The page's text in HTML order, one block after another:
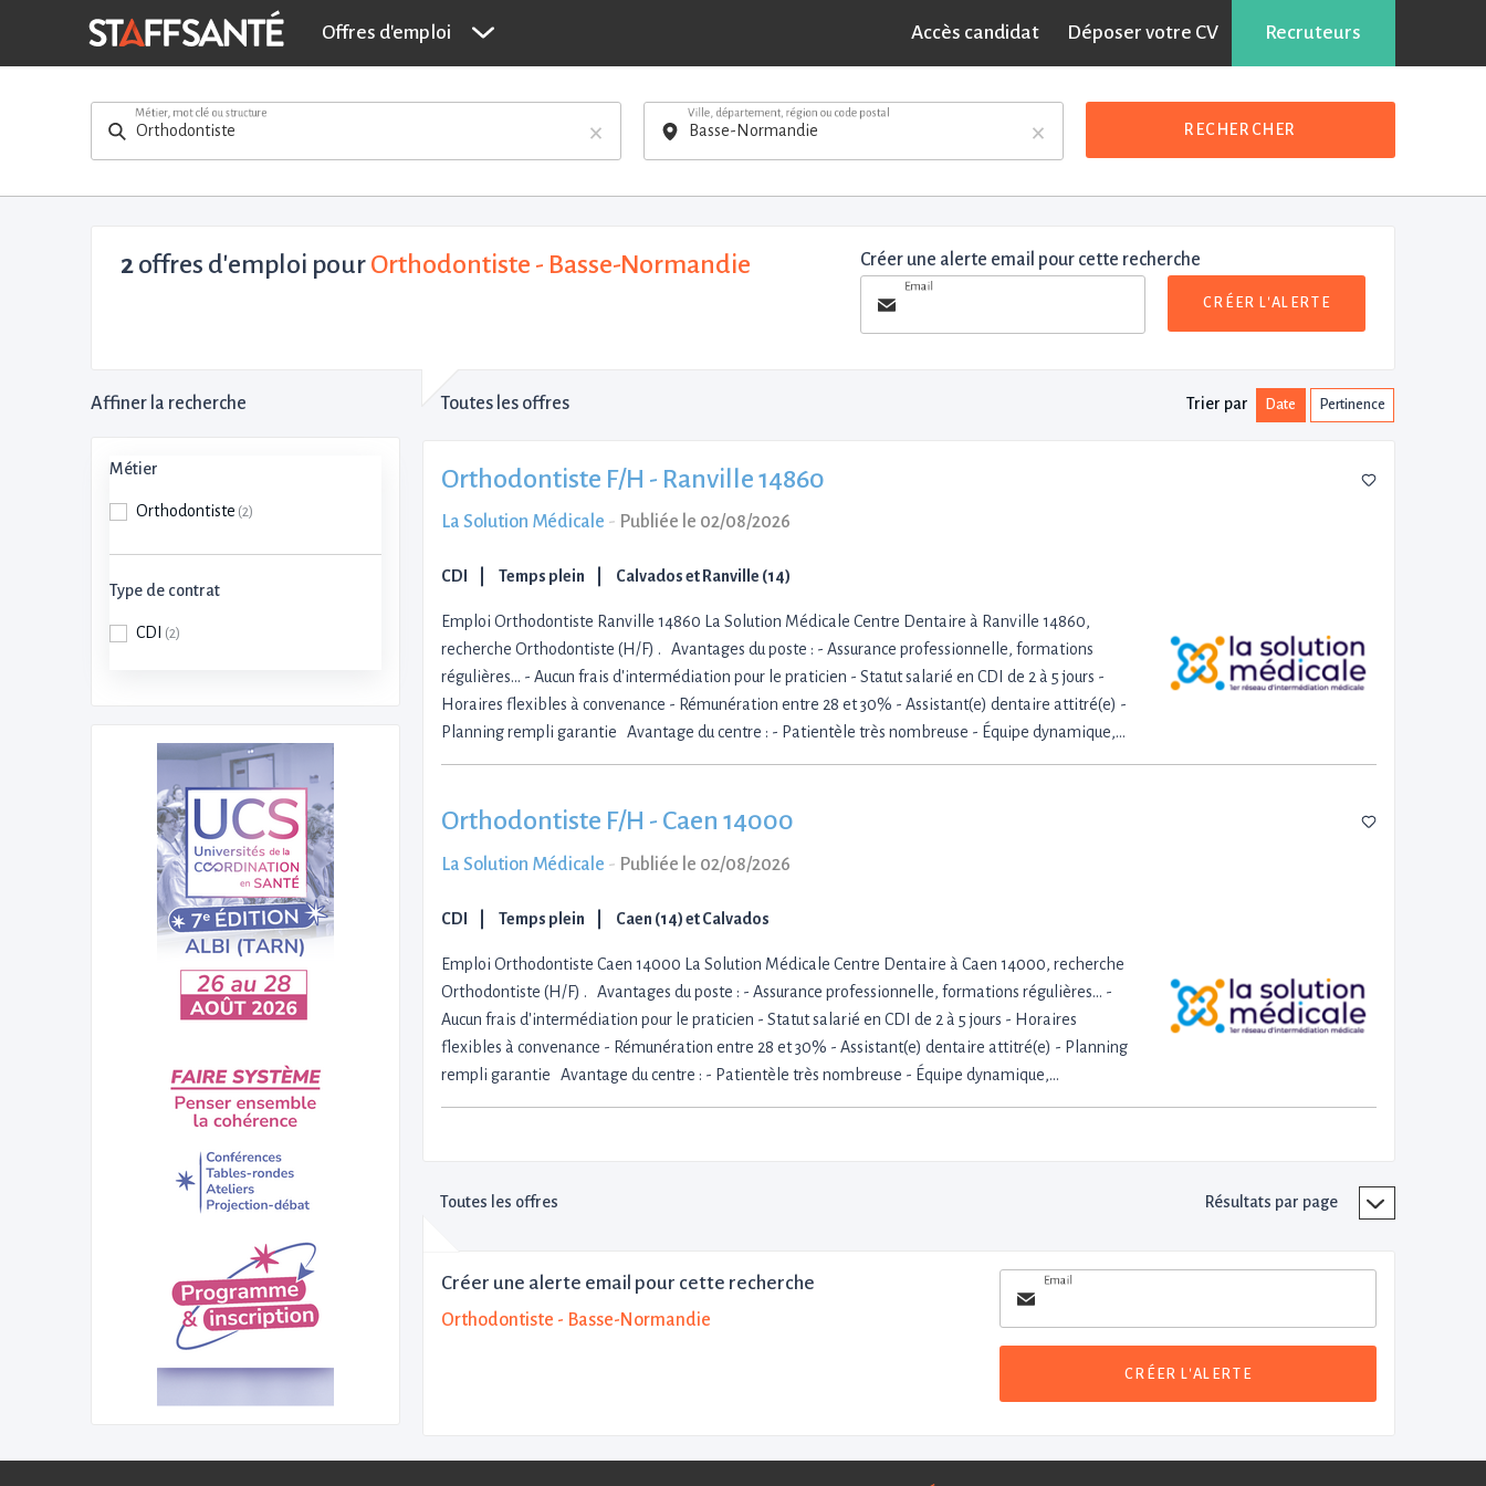
Offres d'emploi Accès candidat Déposer votre CV Recruteurs
×
Métier, mot clé ou structure
×
Ville, département, région ou code postal
RECHERCHER
2offres d'emploi pourOrthodontiste - Basse-Normandie Créer une alerte email pour cette recherche
Email
CRÉER L'ALERTE
Affiner la recherche
Métier
Orthodontiste (2)
Type de contrat
CDI (2)
Toutes les offres Trier par Date Pertinence
Orthodontiste F/H - Ranville 14860
La Solution Médicale - Publiée le 02/08/2026
CDI Temps plein Calvados et Ranville (14)
Emploi Orthodontiste Ranville 14860 La Solution Médicale Centre Dentaire à Ranville 14860,
recherche Orthodontiste (H/F) . Avantages du poste : - Assurance professionnelle, formations
régulières... - Aucun frais d'intermédiation pour le praticien - Statut salarié en CDI de 2 à 5 jours -
Horaires flexibles à convenance - Rémunération entre 28 et 30% - Assistant(e) dentaire attitré(e) -
Planning rempli garantie Avantage du centre : - Patientèle très nombreuse - Équipe dynamique,…
Orthodontiste F/H - Caen 14000
La Solution Médicale - Publiée le 02/08/2026
CDI Temps plein Caen (14) et Calvados
Emploi Orthodontiste Caen 14000 La Solution Médicale Centre Dentaire à Caen 14000, recherche
Orthodontiste (H/F) . Avantages du poste : - Assurance professionnelle, formations régulières... -
Aucun frais d'intermédiation pour le praticien - Statut salarié en CDI de 2 à 5 jours - Horaires
flexibles à convenance - Rémunération entre 28 et 30% - Assistant(e) dentaire attitré(e) - Planning
rempli garantie Avantage du centre : - Patientèle très nombreuse - Équipe dynamique,…
Toutes les offres Résultats par page
Créer une alerte email pour cette recherche
Orthodontiste - Basse-Normandie
Email
CRÉER L'ALERTE